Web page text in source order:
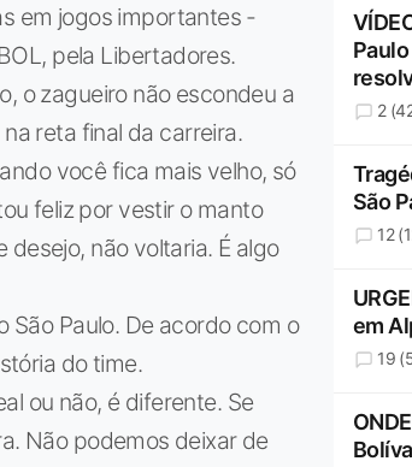
em jogos importantes -
pela Libertadores.
o zagueiro não escondeu a
reta final da carreira.
você fica mais velho, só
feliz por vestir o manto
não voltaria. É algo
Paulo. De acordo com o
do time.
ou não, é diferente. Se
Não podemos deixar de
2
São
12
em
19